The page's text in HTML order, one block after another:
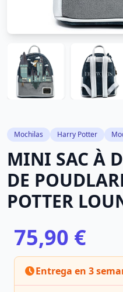
Mochilas Harry Potter
MINI SAC À
DE
POTTER
75,90 €
Entrega en 3